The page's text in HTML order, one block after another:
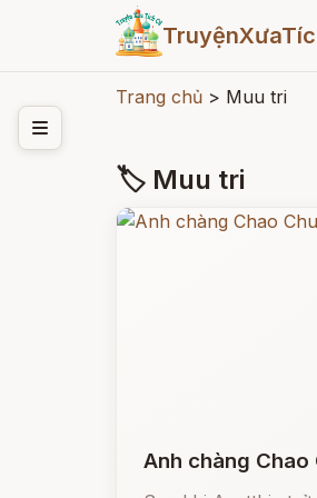
Trang chủ > Muu tri
🏷 Muu tri
Anh chàng Chao